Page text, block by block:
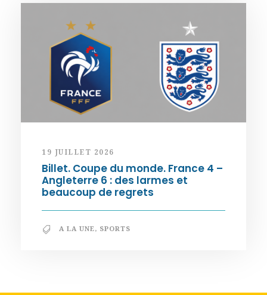
19 JUILLET 2026
Billet. Coupe du monde. France 4 –
Angleterre 6 : des larmes et
beaucoup de regrets
A LA UNE, SPORTS